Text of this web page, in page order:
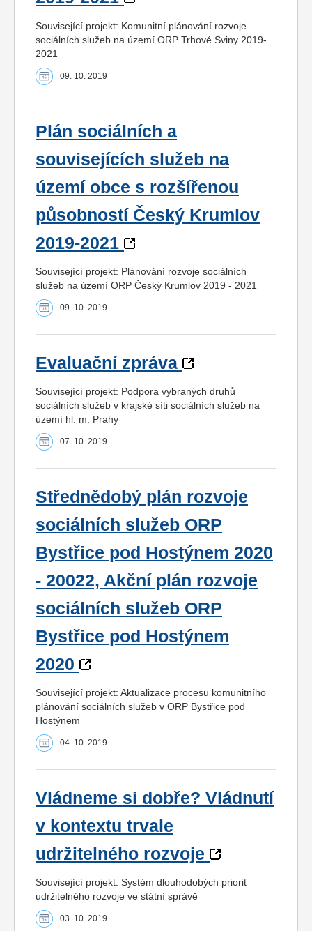
Související projekt: Komunitní plánování rozvoje
sociálních služeb na území ORP Trhové Sviny 2019-
2021
09. 10. 2019
Plán sociálních a
souvisejících služeb na
území obce s rozšířenou
působností Český Krumlov
2019-2021
Související projekt: Plánování rozvoje sociálních
služeb na území ORP Český Krumlov 2019 - 2021
09. 10. 2019
Evaluační zpráva
Související projekt: Podpora vybraných druhů
sociálních služeb v krajské síti sociálních služeb na
území hl. m. Prahy
07. 10. 2019
Střednědobý plán rozvoje
sociálních služeb ORP
Bystřice pod Hostýnem 2020
- 20022, Akční plán rozvoje
sociálních služeb ORP
Bystřice pod Hostýnem
2020
Související projekt: Aktualizace procesu komunitního
plánování sociálních služeb v ORP Bystřice pod
Hostýnem
04. 10. 2019
Vládneme si dobře? Vládnutí
v kontextu trvale
udržitelného rozvoje
Související projekt: Systém dlouhodobých priorit
udržitelného rozvoje ve státní správě
03. 10. 2019